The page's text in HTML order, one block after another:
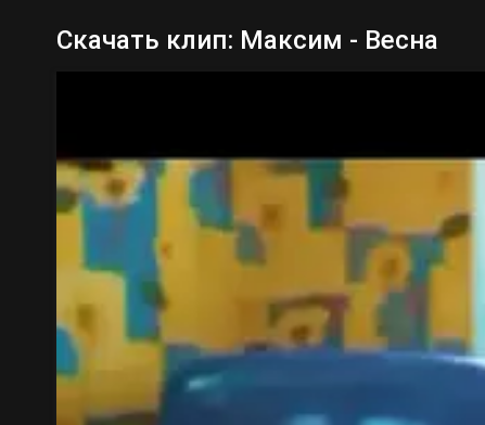
Скачать клип: Максим - Весна